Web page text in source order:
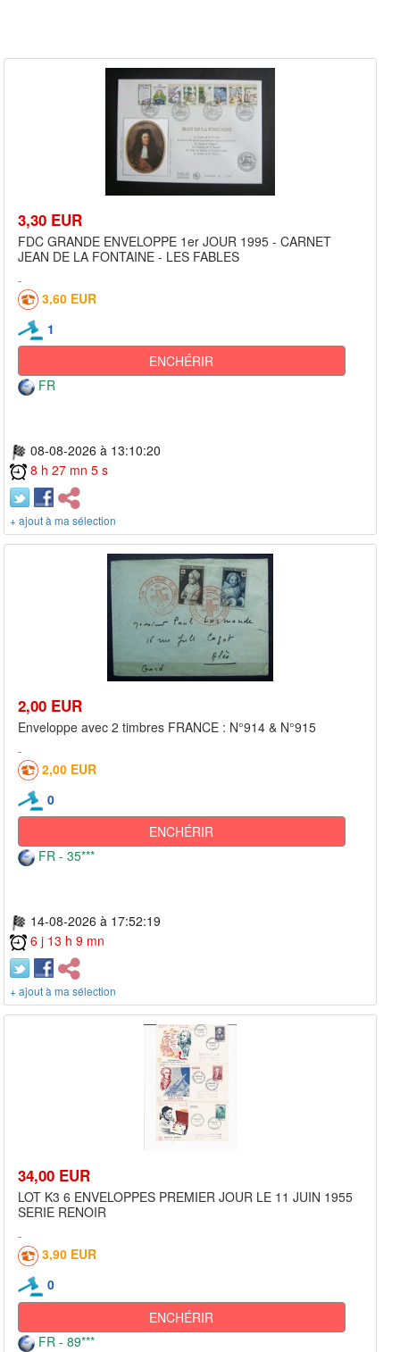
3,30 EUR
FDC GRANDE ENVELOPPE 1er JOUR 1995 - CARNET
JEAN DE LA FONTAINE - LES FABLES
3,60 EUR
1
ENCHÉRIR
FR
08-08-2026 à 13:10:20
8 h 27 mn 5 s
+ ajout à ma sélection
2,00 EUR
Enveloppe avec 2 timbres FRANCE : N°914 & N°915
2,00 EUR
0
ENCHÉRIR
FR - 35***
14-08-2026 à 17:52:19
6 j 13 h 9 mn
+ ajout à ma sélection
34,00 EUR
LOT K3 6 ENVELOPPES PREMIER JOUR LE 11 JUIN 1955
SERIE RENOIR
3,90 EUR
0
ENCHÉRIR
FR - 89***